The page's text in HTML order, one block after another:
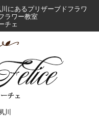
にあるプリザーブドフラワ
ラワー教室
チェ
川